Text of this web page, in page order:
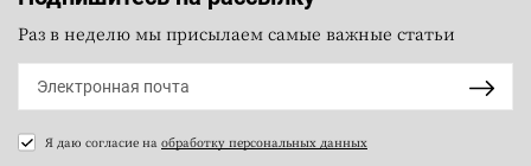
Раз в неделю мы присылаем самые важные статьи
Я даю согласие на обработку персональных данных